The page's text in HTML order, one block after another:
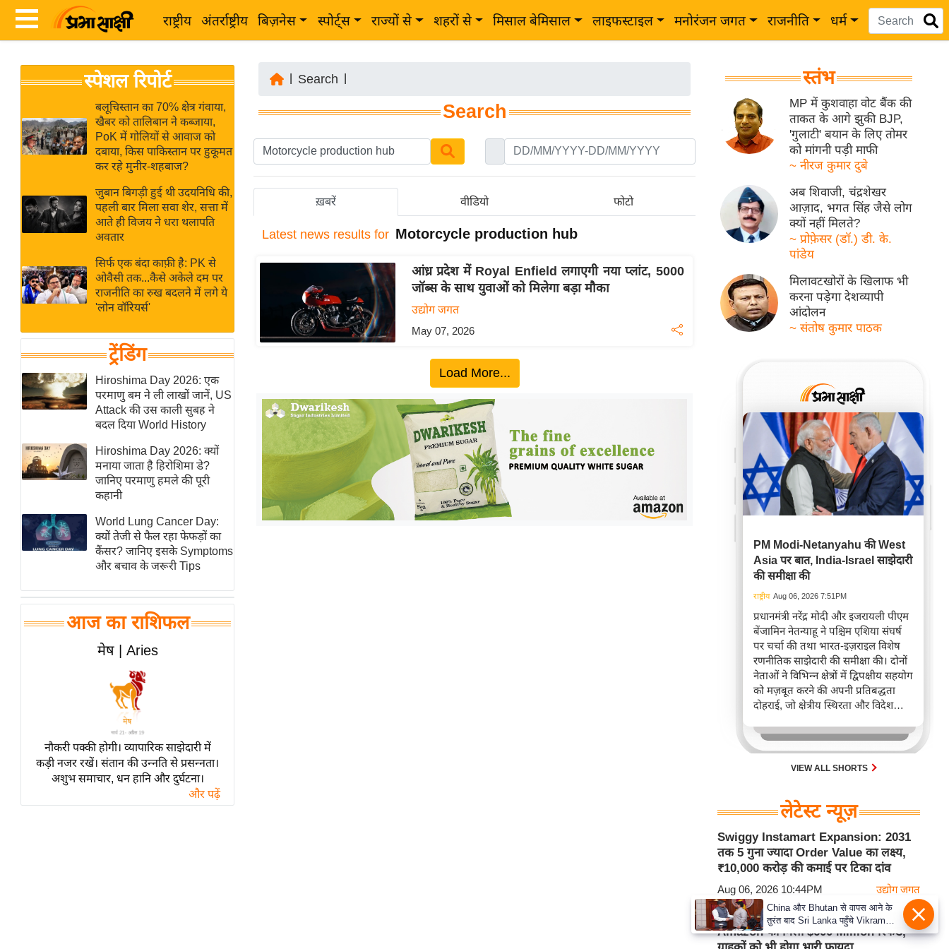
राष्ट्रीय अंतर्राष्ट्रीय बिज़नेस स्पोर्ट्स राज्यों से शहरों से मिसाल बेमिसाल लाइफस्टाइल मनोरंजन जगत राजनीति धर्म
News
Hindi
Hindi
Live
News in
Hindi
News
Hindi
Videos
ब
र
अंतर्राष्ट्रीय
बिज़नेस
उद्योग
विशेषज्ञ
राय
खेल
क्रिकेट
IPL
2026
ई-पेपर
मिसाल बेमिसाल
शख्सियत
यंग इंडिया
साहित्य जगत
ऑटो वर्ल्ड
मनोरंजन जगत
बॉलीवुड
हॉलीवुड
Breaking
लाइफस्टाइल
टेक्नॉलॉजी
ब्यूटी/फैशन
स्पेशल रिपोर्ट
बलूचिस्तान का 70% क्षेत्र गंवाया,
खैबर को तालिबान ने कब्जाया,
PoK में गोलियों से आवाज को
दबाया, किस पाकिस्तान पर हुकूमत
कर रहे मुनीर-शहबाज?
जुबान बिगड़ी हुई थी उदयनिधि की,
पहली बार मिला सवा शेर, सत्ता में
आते ही विजय ने धरा थलापति
अवतार
सिर्फ एक बंदा काफ़ी है: PK से
ओवैसी तक...कैसे अकेले दम पर
राजनीति का रुख बदलने में लगे ये
'लोन वॉरियर्स'
ट्रेंडिंग
Hiroshima Day 2026: एक
परमाणु बम ने ली लाखों जानें, US
Attack की उस काली सुबह ने
बदल दिया World History
Hiroshima Day 2026: क्यों
मनाया जाता है हिरोशिमा डे?
जानिए परमाणु हमले की पूरी
कहानी
World Lung Cancer Day:
क्यों तेजी से फैल रहा फेफड़ों का
कैंसर? जानिए इसके Symptoms
और बचाव के जरूरी Tips
आज का राशिफल
मेष | Aries
नौकरी पक्की होगी। व्यापारिक साझेदारी में
कड़ी नजर रखें। संतान की उन्नति से प्रसन्नता।
अशुभ समाचार, धन हानि और दुर्घटना।
और पढ़ें
Search
Search
ख़बरें वीडियो फोटो
Latest news results for Motorcycle production hub
आंध्र प्रदेश में Royal Enfield लगाएगी नया प्लांट, 5000
जॉब्स के साथ युवाओं को मिलेगा बड़ा मौका
उद्योग जगत
May 07, 2026
Load More...
स्तंभ
MP में कुशवाहा वोट बैंक की
ताकत के आगे झुकी BJP,
'गुलाटी' बयान के लिए तोमर
को मांगनी पड़ी माफी
~ नीरज कुमार दुबे
अब शिवाजी, चंद्रशेखर
आज़ाद, भगत सिंह जैसे लोग
क्यों नहीं मिलते?
~ प्रोफ़ेसर (डॉ.) डी. के.
पांडेय
मिलावटखोरों के खिलाफ भी
करना पड़ेगा देशव्यापी
आंदोलन
~ संतोष कुमार पाठक
PM Modi-Netanyahu की West
Asia पर बात, India-Israel साझेदारी
की समीक्षा की
राष्ट्रीय Aug 06, 2026 7:51PM
प्रधानमंत्री नरेंद्र मोदी और इजरायली पीएम
बेंजामिन नेतन्याहू ने पश्चिम एशिया संघर्ष
पर चर्चा की तथा भारत-इज़राइल विशेष
रणनीतिक साझेदारी की समीक्षा की। दोनों
नेताओं ने विभिन्न क्षेत्रों में द्विपक्षीय सहयोग
को मज़बूत करने की अपनी प्रतिबद्धता
दोहराई, जो क्षेत्रीय स्थिरता और विदेश
करता है।
VIEW ALL SHORTS
लेटेस्ट न्यूज़
Swiggy Instamart Expansion: 2031
तक 5 गुना ज्यादा Order Value का लक्ष्य,
₹10,000 करोड़ की कमाई पर टिका दांव
Aug 06, 2026 10:44PM उद्योग जगत
US Supreme Court के बड़े फैसले के बाद
Amazon को मिला $600 Million रिफंड,
China और Bhutan से वापस आने के
तुरंत बाद Sri Lanka पहुँचे Vikram
Misri, भारत के जबरदस्त दाँव से दुनिया
हुई हैरान